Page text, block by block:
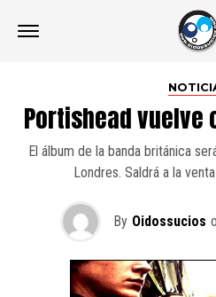
Portishead vuelve
El álbum de la banda británica
Londres. Saldrá a la
By Oidossucios